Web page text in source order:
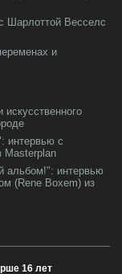
Шарлоттой Весселс
и
интервью с
Masterplan
альбом!": интервью
(Rene Boxem) из
16 лет